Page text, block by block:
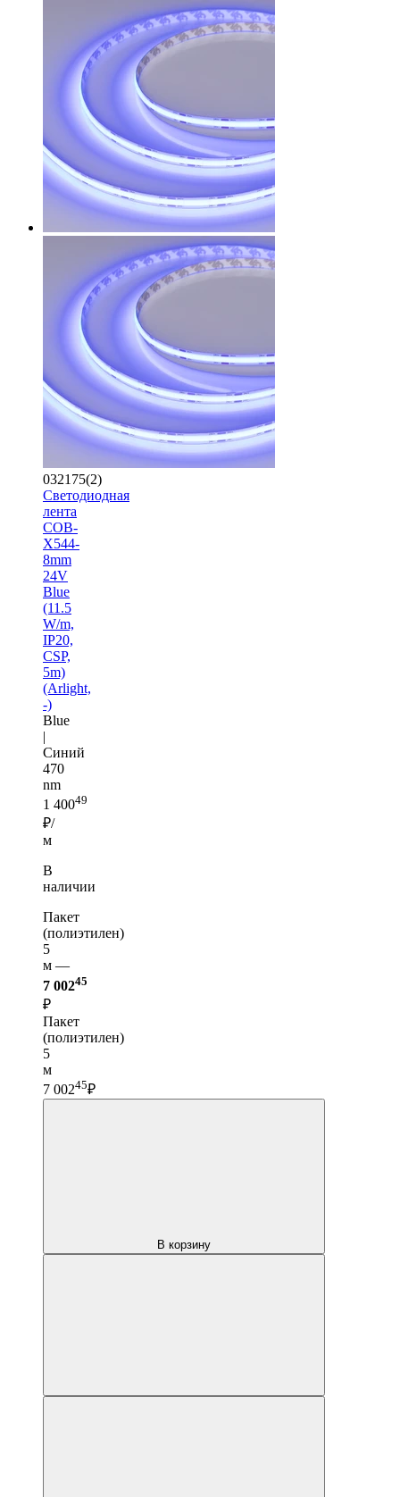
032175(2)
Светодиодная
лента
COB-
X544-
8mm
24V
Blue
(11.5
W/m,
IP20,
CSP,
5m)
(Arlight,
-)
Blue
|
Синий
470
nm
1 40049
₽/
м
В
наличии
Пакет
(полиэтилен)
5
м —
7 00245
₽
Пакет
(полиэтилен)
5
м
7 00245₽
В корзину